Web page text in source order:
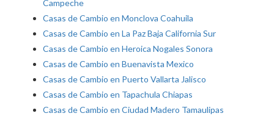
Campeche
Casas de Cambio en Monclova Coahuila
Casas de Cambio en La Paz Baja California Sur
Casas de Cambio en Heroica Nogales Sonora
Casas de Cambio en Buenavista Mexico
Casas de Cambio en Puerto Vallarta Jalisco
Casas de Cambio en Tapachula Chiapas
Casas de Cambio en Ciudad Madero Tamaulipas